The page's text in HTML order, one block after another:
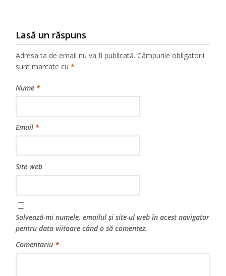
Lasă un răspuns
Adresa ta de email nu va fi publicată. Câmpurile obligatorii
sunt marcate cu*
Nume *
Email *
Site web
Salvează-mi numele, emailul și site-ul web în acest navigator
pentru data viitoare când o să comentez.
Comentariu *